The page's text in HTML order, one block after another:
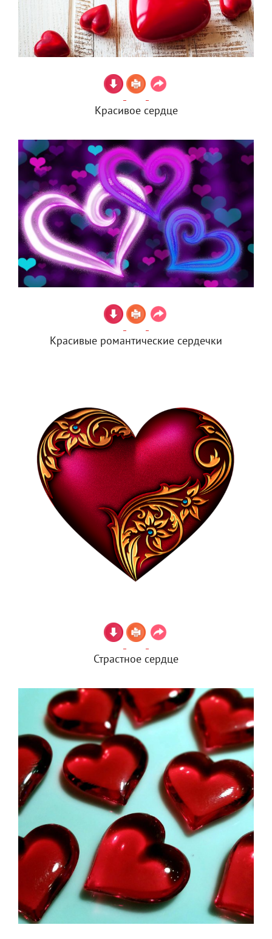
Красивое сердце
Красивые романтические сердечки
Страстное сердце